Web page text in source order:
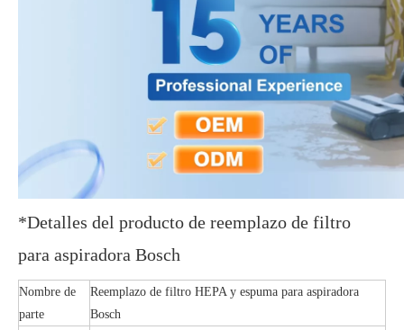
*Detalles del producto de reemplazo de filtro
para aspiradora Bosch
Nombre de
parte
Reemplazo de filtro HEPA y espuma para aspiradora
Bosch